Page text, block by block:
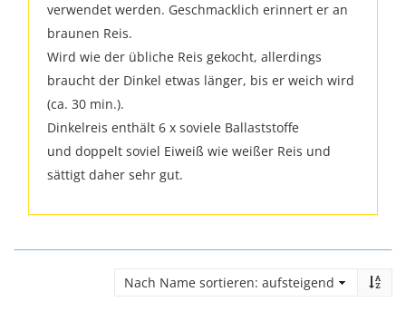
verwendet werden. Geschmacklich erinnert er an
braunen Reis.
Wird wie der übliche Reis gekocht, allerdings
braucht der Dinkel etwas länger, bis er weich wird
(ca. 30 min.).
Dinkelreis enthält 6 x soviele Ballaststoffe
und doppelt soviel Eiweiß wie weißer Reis und
sättigt daher sehr gut.